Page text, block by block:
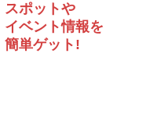
スポットや
イベント情報を
簡単ゲット!